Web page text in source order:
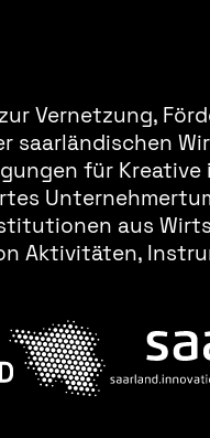
Vernetzung,
saarländischen
für
aus
Aktivitäten,